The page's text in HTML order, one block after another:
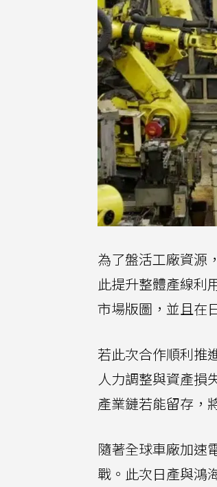
為了盤活工廠資源
此提升整體產線利
市場版圖，並且在
若此次合作順利推
人力調整與資產損
產業鏈若能留存，
隨著全球車廠加速
戰。此次日產與鴻